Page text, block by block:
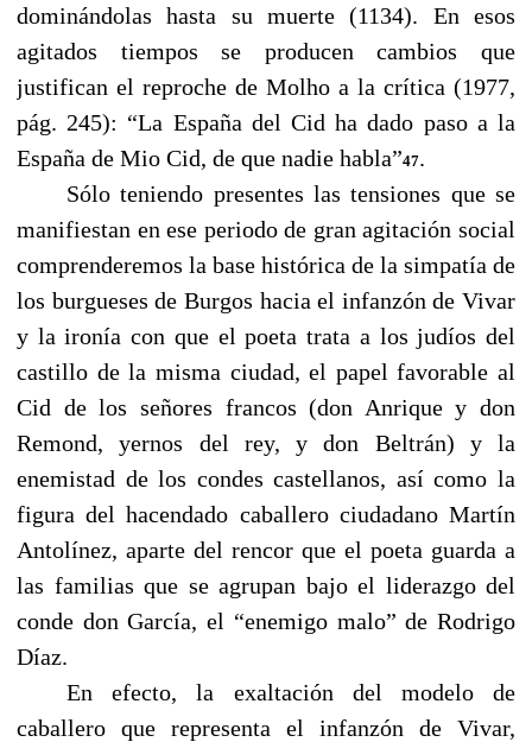
dominándolas hasta su muerte (1134). En esos
agitados tiempos se producen cambios que
justifican el reproche de Molho a la crítica (1977,
pág. 245): “La España del Cid ha dado paso a la
España de Mio Cid, de que nadie habla”47.
Sólo teniendo presentes las tensiones que se
manifiestan en ese periodo de gran agitación social
comprenderemos la base histórica de la simpatía de
los burgueses de Burgos hacia el infanzón de Vivar
y la ironía con que el poeta trata a los judíos del
castillo de la misma ciudad, el papel favorable al
Cid de los señores francos (don Anrique y don
Remond, yernos del rey, y don Beltrán) y la
enemistad de los condes castellanos, así como la
figura del hacendado caballero ciudadano Martín
Antolínez, aparte del rencor que el poeta guarda a
las familias que se agrupan bajo el liderazgo del
conde don García, el “enemigo malo” de Rodrigo
Díaz.
En efecto, la exaltación del modelo de
caballero que representa el infanzón de Vivar,